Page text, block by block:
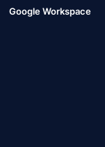
Google Workspace